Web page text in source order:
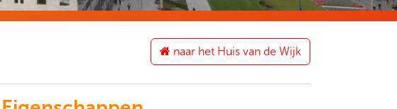
naar het Huis van de Wijk